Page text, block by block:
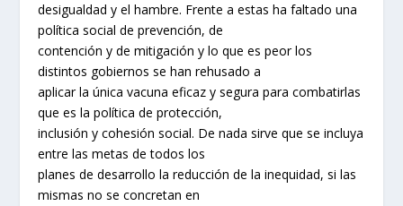
desigualdad y el hambre. Frente a estas ha faltado una
política social de prevención, de
contención y de mitigación y lo que es peor los
distintos gobiernos se han rehusado a
aplicar la única vacuna eficaz y segura para combatirlas
que es la política de protección,
inclusión y cohesión social. De nada sirve que se incluya
entre las metas de todos los
planes de desarrollo la reducción de la inequidad, si las
mismas no se concretan en